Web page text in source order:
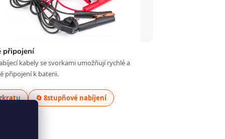
připojení
kabely se svorkami umožňují rychlé a
připojení k baterii.
🔄 8stupňové nabíjení